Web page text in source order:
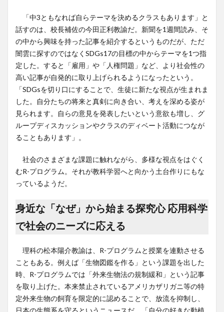
「中3ともなれば自らテーマを決めるクラスもあります」と
話すのは、校長補佐の今田正利教諭だ。新聞を1週間読み、そ
の中から興味を持った記事を紹介するというものだが、ただ
闇雲に探すのではなくSDGs17の目標の中からテーマを1つ指
定した。すると「雇用」や「人権問題」など、より社会性の
高い記事が自発的に取り上げられるようになったという。
「SDGsを切り口にすることで、生徒に新たな視点が生まれま
した。自分たちの将来と真剣に向き合い、考えを深める姿が
見られます。自らの意見を発表したいという意欲も増し、グ
ループディスカッションやクラスのディベート活動につなが
ることもあります」。
社会のさまざまな課題に触れながら、多様な視点をはぐく
むR-プログラム。それが教科学習へと向かう土台作りにもな
っているようだ。
身近な「なぜ」から始まる探究心 応用科学
で社会のニーズに応える
理科の松本陽介教諭は、R-プログラムと授業を連動させる
こともある。例えば「生物図鑑を作る」という課題を出した
時、R-プログラムでは「外来生物法の規制緩和」という記事
を取り上げた。本来禁止されているアメリカザリガニ等の特
定外来生物の飼育を限定的に認めることで、放流を抑制し、
日本の生態系を守るというニュースだ。「自分の好きな動植